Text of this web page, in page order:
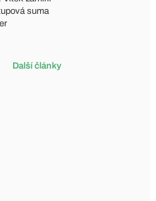
suma
Další články